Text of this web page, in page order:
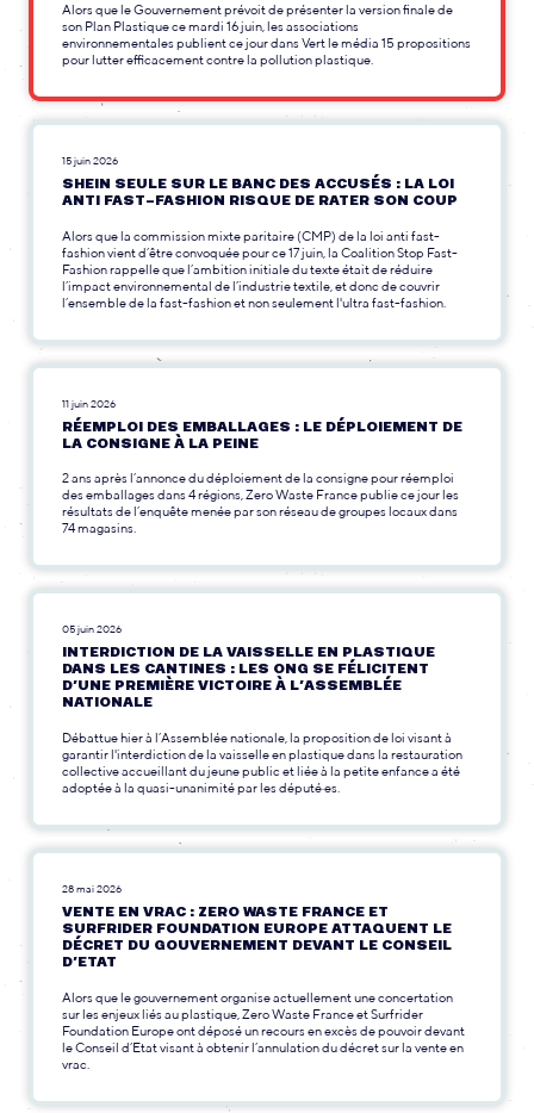
Alors que le Gouvernement prévoit de présenter la version finale de
son Plan Plastique ce mardi 16 juin, les associations
environnementales publient ce jour dans Vert le média 15 propositions
pour lutter efficacement contre la pollution plastique.
15 juin 2026
SHEIN SEULE SUR LE BANC DES ACCUSÉS : LA LOI
ANTI FAST-FASHION RISQUE DE RATER SON COUP
Alors que la commission mixte paritaire (CMP) de la loi anti fast-
fashion vient d’être convoquée pour ce 17 juin, la Coalition Stop Fast-
Fashion rappelle que l’ambition initiale du texte était de réduire
l’impact environnemental de l’industrie textile, et donc de couvrir
l’ensemble de la fast-fashion et non seulement l'ultra fast-fashion.
11 juin 2026
RÉEMPLOI DES EMBALLAGES : LE DÉPLOIEMENT DE
LA CONSIGNE À LA PEINE
2 ans après l’annonce du déploiement de la consigne pour réemploi
des emballages dans 4 régions, Zero Waste France publie ce jour les
résultats de l’enquête menée par son réseau de groupes locaux dans
74 magasins.
05 juin 2026
INTERDICTION DE LA VAISSELLE EN PLASTIQUE
DANS LES CANTINES : LES ONG SE FÉLICITENT
D’UNE PREMIÈRE VICTOIRE À L’ASSEMBLÉE
NATIONALE
Débattue hier à l’Assemblée nationale, la proposition de loi visant à
garantir l'interdiction de la vaisselle en plastique dans la restauration
collective accueillant du jeune public et liée à la petite enfance a été
adoptée à la quasi-unanimité par les député·es.
28 mai 2026
VENTE EN VRAC : ZERO WASTE FRANCE ET
SURFRIDER FOUNDATION EUROPE ATTAQUENT LE
DÉCRET DU GOUVERNEMENT DEVANT LE CONSEIL
D’ETAT
Alors que le gouvernement organise actuellement une concertation
sur les enjeux liés au plastique, Zero Waste France et Surfrider
Foundation Europe ont déposé un recours en excès de pouvoir devant
le Conseil d’Etat visant à obtenir l’annulation du décret sur la vente en
vrac.